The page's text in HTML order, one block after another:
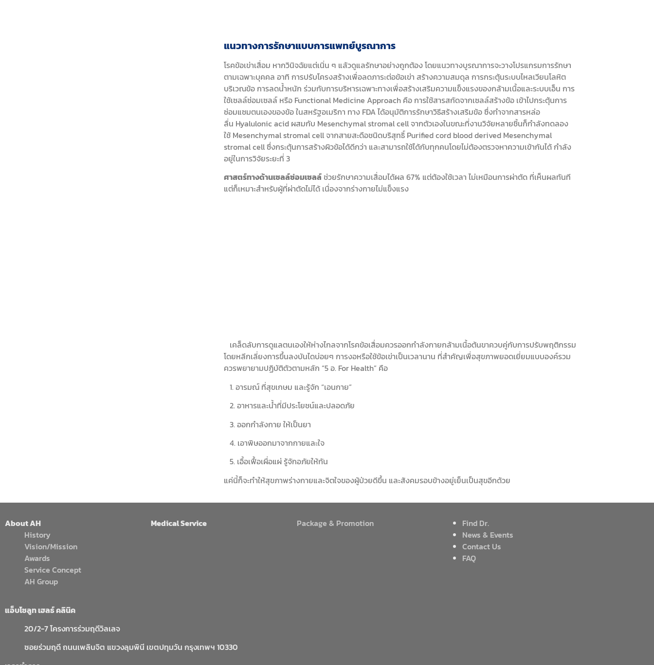
แนวทางการรักษาแบบการแพทย์บูรณาการ
โรคข้อเข่าเสื่อม หากวินิจฉัยแต่เนิ่น ๆ แล้วดูแลรักษาอย่างถูกต้อง โดยแนวทางบูรณาการจะวางโปรแกรมการรักษา
ตามเฉพาะบุคคล อาทิ การปรับโครงสร้างเพื่อลดภาระต่อข้อเข่า สร้างความสมดุล การกระตุ้นระบบไหลเวียนโลหิต
บริเวณข้อ การลดน้ำหนัก ร่วมกับการบริหารเฉพาะทางเพื่อสร้างเสริมความแข็งแรงของกล้ามเนื้อและระบบเอ็น การ
ใช้เซลล์ซ่อมเซลล์ หรือ Functional Medicine Approach คือ การใช้สารสกัดจากเซลล์สร้างข้อ เข้าไปกระตุ้นการ
ซ่อมแซมตนเองของข้อ ในสหรัฐอเมริกา ทาง FDA ได้อนุมัติการรักษาวิธีสร้างเสริมข้อ ซึ่งทำจากสารหล่อ
ลื่น Hyalulonic acid ผสมกับ Mesenchymal stromal cell จากตัวเองในขณะที่งานวิจัยหลายชิ้นก็กำลังทดลอง
ใช้ Mesenchymal stromal cell จากสายสะดือชนิดบริสุทธิ์ Purified cord blood derived Mesenchymal
stromal cell ซึ่งกระตุ้นการสร้างผิวข้อได้ดีกว่า และสามารถใช้ได้กับทุกคนโดยไม่ต้องตรวจหาความเข้ากันได้ กำลัง
อยู่ในการวิจัยระยะที่ 3
ศาสตร์ทางด้านเซลล์ซ่อมเซลล์ช่วยรักษาความเสื่อมได้ผล 67% แต่ต้องใช้เวลา ไม่เหมือนการผ่าตัด ที่เห็นผลทันที
แต่ก็เหมาะสำหรับผู้ที่ผ่าตัดไม่ได้ เนื่องจากร่างกายไม่แข็งแรง
เคล็ดลับการดูแลตนเองให้ห่างไกลจากโรคข้อเสื่อมควรออกกำลังกายกล้ามเนื้อต้นขาควบคู่กับการปรับพฤติกรรม
โดยหลีกเลี่ยงการขึ้นลงบันไดบ่อยๆ การงอหรือใช้ข้อเข่าเป็นเวลานาน ที่สำคัญเพื่อสุขภาพยอดเยี่ยมแบบองค์รวม
ควรพยายามปฏิบัติตัวตามหลัก “5 อ. For Health” คือ
1. อารมณ์ ที่สุขเกษม และรู้จัก “เอนกาย”
2. อาหารและน้ำที่มีประโยชน์และปลอดภัย
3. ออกกำลังกาย ให้เป็นยา
4. เอาพิษออกมาจากกายและใจ
5. เอื้อเฟื้อเผื่อแผ่ รู้จักอภัยให้กัน
แค่นี้ก็จะทำให้สุขภาพร่างกายและจิตใจของผู้ป่วยดีขึ้น และสังคมรอบข้างอยู่เย็นเป็นสุขอีกด้วย
About AH
History
Vision/Mission
Awards
Service Concept
AH Group
Medical Service Package & Promotion
Find Dr.
News & Events
Contact Us
FAQ
แอ็บโซลูท เฮลธ์ คลินิค
20/2-7 โครงการร่วมฤดีวิลเลจ
ซอยร่วมฤดี ถนนเพลินจิต แขวงลุมพินี เขตปทุมวัน กรุงเทพฯ 10330